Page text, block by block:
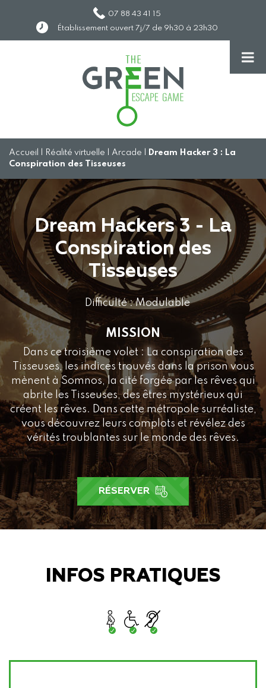
07 88 43 41 15
Établissement ouvert 7j/7 de 9h30 à 23h30
Accueil Réalité virtuelle Arcade
Dream Hacker 3 : La
Conspiration des Tisseuses
Dream Hackers 3 - La
Conspiration des
Tisseuses
Difficulté : Modulable
MISSION
Dans ce troisième volet : La conspiration des
Tisseuses, les indices trouvés dans la prison vous
mènent à Somnos, la cité forgée par les rêves qui
abrite les Tisseuses, des êtres mystérieux qui
créent les rêves. Dans cette métropole surréaliste,
vous découvrez leurs complots et révélez des
vérités troublantes sur le monde des rêves.
RÉSERVER
INFOS PRATIQUES